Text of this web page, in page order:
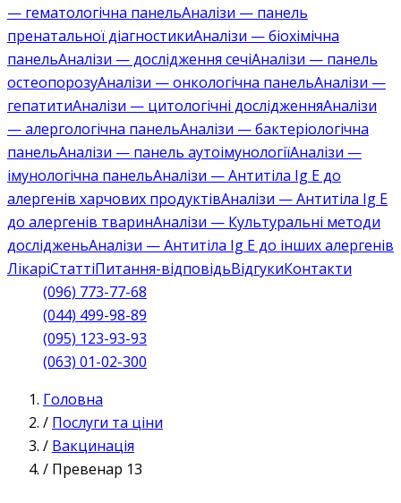
— гематологічна панельАналізи — панель
пренатальної діагностикиАналізи — біохімічна
панельАналізи — дослідження сечіАналізи — панель
остеопорозуАналізи — онкологічна панельАналізи —
гепатитиАналізи — цитологічні дослідженняАналізи
— алергологічна панельАналізи — бактеріологічна
панельАналізи — панель аутоімунологіїАналізи —
імунологічна панельАналізи — Антитіла Ig E до
алергенів харчових продуктівАналізи — Антитіла Ig E
до алергенів тваринАналізи — Культуральні методи
дослідженьАналізи — Антитіла Ig E до інших алергенів
ЛікаріСтаттіПитання-відповідьВідгукиКонтакти
(096) 773-77-68
(044) 499-98-89
(095) 123-93-93
(063) 01-02-300
Головна
/ Послуги та ціни
/ Вакцинація
/ Превенар 13